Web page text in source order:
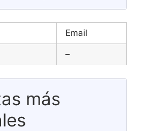
Email
–
más